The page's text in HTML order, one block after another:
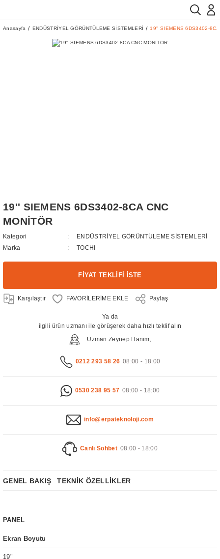
Anasayfa ENDÜSTRİYEL GÖRÜNTÜLEME SİSTEMLERİ 19'' SIEMENS 6DS3402-
19'' SIEMENS 6DS3402-8CA CNC
MONİTÖR
Kategori
ENDÜSTRİYEL GÖRÜNTÜLEME SİSTEMLERİ
Marka
TOCHI
FİYAT TEKLİFİ İSTE
Karşılaştır Paylaş
Ya da
ilgili ürün uzmanı ile görüşerek daha hızlı teklif alın
Uzman Zeynep Hanım;
0212 293 58 26 08:00 - 18:00
0530 238 95 57 08:00 - 18:00
info@erpateknoloji.com
Canlı Sohbet 08:00 - 18:00
GENEL BAKIŞ TEKNİK ÖZELLİKLER
PANEL
Ekran Boyutu
19"